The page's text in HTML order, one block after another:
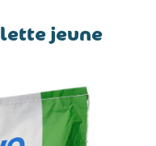
jeune